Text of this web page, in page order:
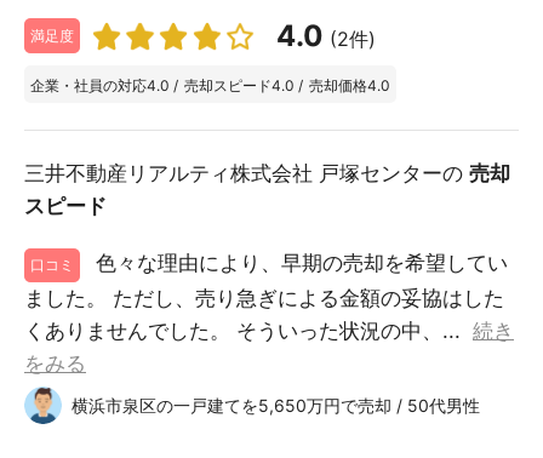
満足度 4.0 (2件)
企業・社員の対応4.0 / 売却スピード4.0 / 売却価格4.0
三井不動産リアルティ株式会社 戸塚センターの 売却
スピード
口コミ
色々な理由により、早期の売却を希望してい
ました。 ただし、売り急ぎによる金額の妥協はした
くありませんでした。 そういった状況の中、... 続き
をみる
横浜市泉区の一戸建てを5,650万円で売却 / 50代男性